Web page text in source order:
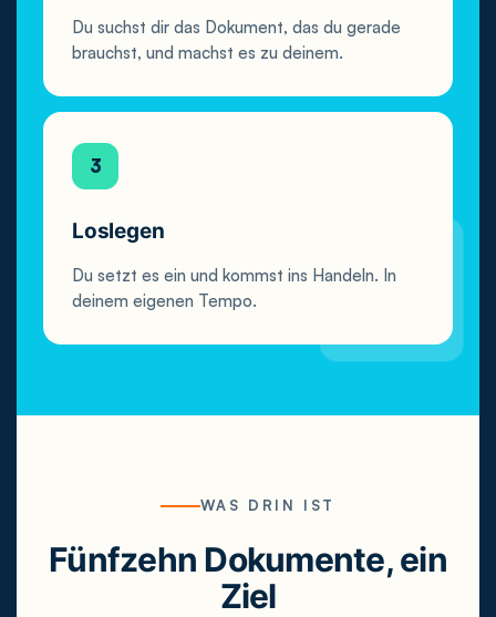
Du suchst dir das Dokument, das du gerade
brauchst, und machst es zu deinem.
3
Loslegen
Du setzt es ein und kommst ins Handeln. In
deinem eigenen Tempo.
WAS DRIN IST
Fünfzehn Dokumente, ein
Ziel